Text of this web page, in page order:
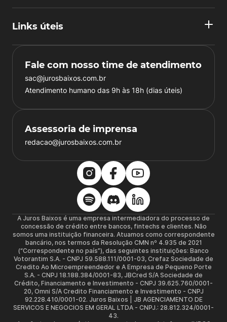
Links úteis
Fale com nosso time de atendimento
sac@jurosbaixos.com.br
Atendimento humano das 9h às 18h (dias úteis)
Assessoria de imprensa
redacao@jurosbaixos.com.br
A Juros Baixos é uma empresa intermediadora do processo de
concessão de crédito entre bancos, fintechs e clientes. Não
somos uma instituição financeira. Atuamos como correspondente
bancário, nos termos da Resolução CMN nº 4.935 de 2021
(“Correspondente no país”), das seguintes instituições: Banco
Votorantim S.A. - CNPJ 59.588.111/0001-03, Crefaz Sociedade de
Credito Ao Microempreendedor e A Empresa de Pequeno Porte
S.A. - CNPJ 18.188.384/0001-83, JBCred S/A Sociedade de
Crédito, Financiamento e Investimento - CNPJ 39.625.760/0001-
20, Omni S/A Credito Financiamento e Investimento - CNPJ
92.228.410/0001-02. Juros Baixos | JB AGENCIAMENTO DE
SERVICOS E NEGOCIOS EM GERAL LTDA - CNPJ.: 28.812.324/0001-
43.